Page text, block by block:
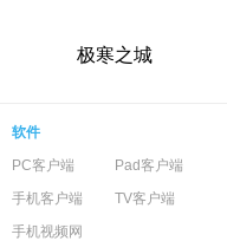
极寒之城
软件
PC客户端
Pad客户端
手机客户端
TV客户端
手机视频网